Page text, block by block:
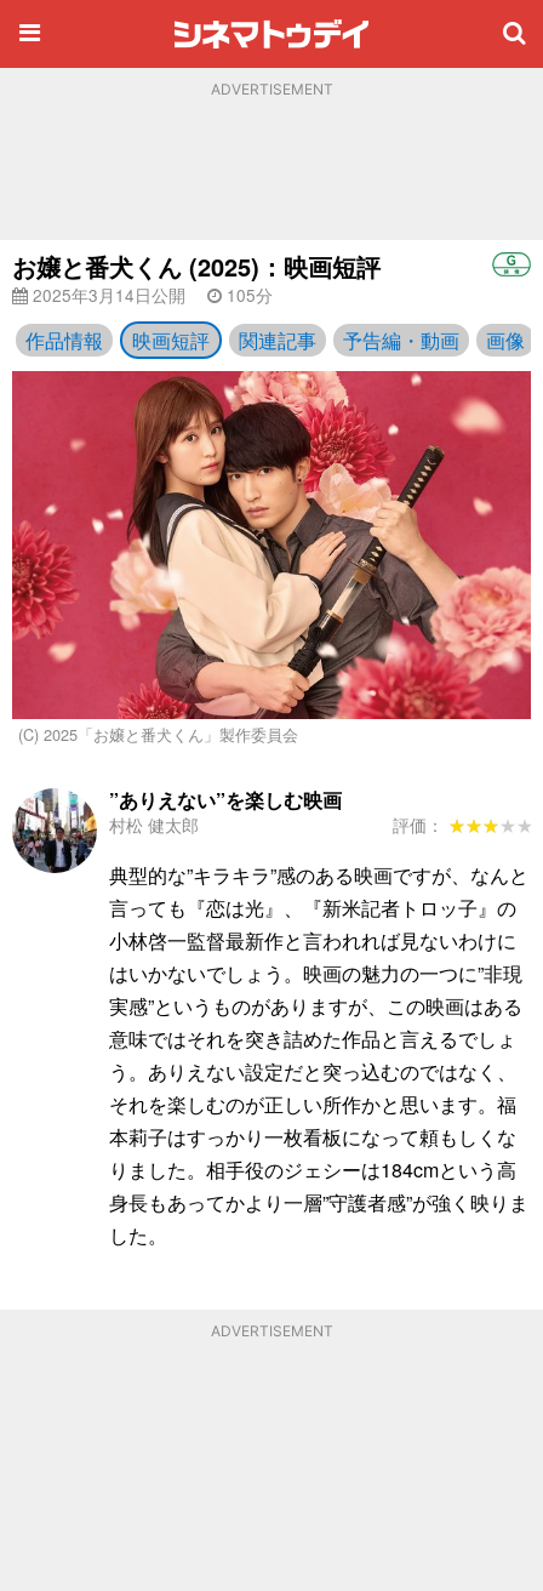
ADVERTISEMENT
お嬢と番犬くん (2025)：映画短評
2025年3月14日公開 105分
作品情報 映画短評 関連記事 予告編・動画 画像
(C) 2025「お嬢と番犬くん」製作委員会
”ありえない”を楽しむ映画
村松 健太郎 評価： ★★★★★
★★★★★
典型的な”キラキラ”感のある映画ですが、なんと
言っても『恋は光』、『新米記者トロッ子』の
小林啓一監督最新作と言われれば見ないわけに
はいかないでしょう。映画の魅力の一つに”非現
実感”というものがありますが、この映画はある
意味ではそれを突き詰めた作品と言えるでしょ
う。ありえない設定だと突っ込むのではなく、
それを楽しむのが正しい所作かと思います。福
本莉子はすっかり一枚看板になって頼もしくな
りました。相手役のジェシーは184cmという高
身長もあってかより一層”守護者感”が強く映りま
した。
ADVERTISEMENT